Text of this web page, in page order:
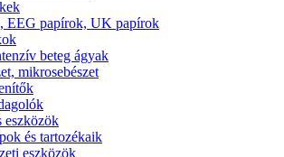
EEG papírok, UK papírok
beteg ágyak
mikrosebészet
eszközök
és tartozékaik
eszközök